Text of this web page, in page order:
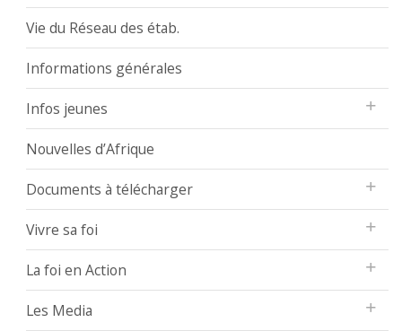
Vie du Réseau des étab.
Informations générales
Infos jeunes
Nouvelles d’Afrique
Documents à télécharger
Vivre sa foi
La foi en Action
Les Media